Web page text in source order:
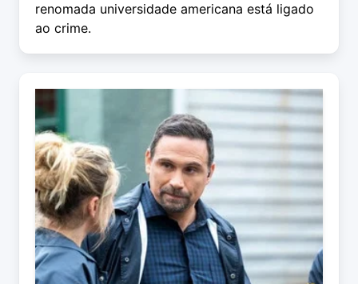
renomada universidade americana está ligado
ao crime.